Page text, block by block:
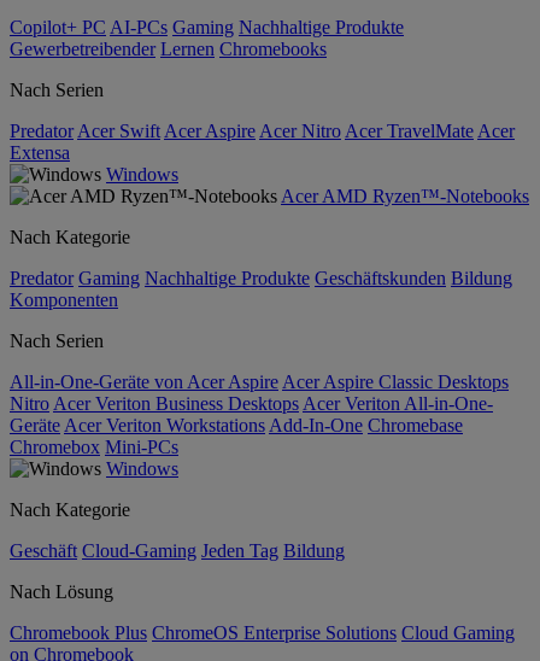
Copilot+ PC AI-PCs Gaming Nachhaltige Produkte
Gewerbetreibender Lernen Chromebooks
Nach Serien
Predator Acer Swift Acer Aspire Acer Nitro Acer TravelMate Acer
Extensa
Windows
Acer AMD Ryzen™-Notebooks
Nach Kategorie
Predator Gaming Nachhaltige Produkte Geschäftskunden Bildung
Komponenten
Nach Serien
All-in-One-Geräte von Acer Aspire Acer Aspire Classic Desktops
Nitro Acer Veriton Business Desktops Acer Veriton All-in-One-
Geräte Acer Veriton Workstations Add-In-One Chromebase
Chromebox Mini-PCs
Windows
Nach Kategorie
Geschäft Cloud-Gaming Jeden Tag Bildung
Nach Lösung
Chromebook Plus ChromeOS Enterprise Solutions Cloud Gaming
on Chromebook